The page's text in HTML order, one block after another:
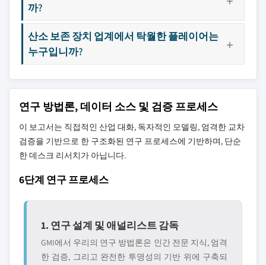
까?
산소 보존 장치 업계에서 탁월한 플레이어는
누구입니까?
연구 방법론, 데이터 소스 및 검증 프로세스
이 보고서는 직접적인 산업 대화, 독자적인 모델링, 엄격한 교차
검증을 기반으로 한 구조화된 연구 프로세스에 기반하며, 단순
한 데스크 리서치가 아닙니다.
6단계 연구 프로세스
1. 연구 설계 및 애널리스트 감독
GMI에서 우리의 연구 방법론은 인간 전문 지식, 엄격
한 검증, 그리고 완전한 투명성의 기반 위에 구축되